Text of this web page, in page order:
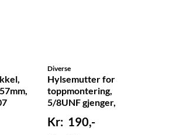
Diverse
Hylsemutter for
toppmontering,
5/8UNF gjenger,
190,-